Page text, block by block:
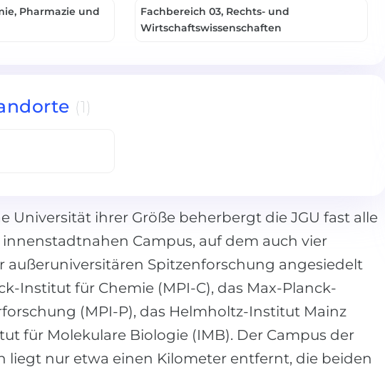
Pharmazie und
Fachbereich 03, Rechts- und
Wirtschaftswissenschaften
(1)
Universität ihrer Größe beherbergt die JGU fast alle
Campus, auf dem auch vier
außeruniversitären Spitzenforschung angesiedelt
Institut für Chemie (MPI-C), das Max-Planck-
(MPI-P), das Helmholtz-Institut Mainz
für Molekulare Biologie (IMB). Der Campus der
liegt nur etwa einen Kilometer entfernt, die beiden